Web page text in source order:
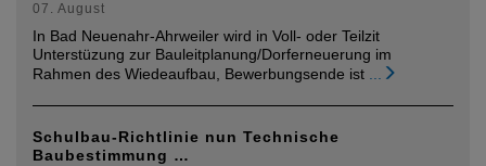
07. August
In Bad Neuenahr-Ahrweiler wird in Voll- oder Teilzit
Unterstüzung zur Bauleitplanung/Dorferneuerung im
Rahmen des Wiedeaufbau, Bewerbungsende ist
Schulbau-Richtlinie nun Technische
Baubestimmung …